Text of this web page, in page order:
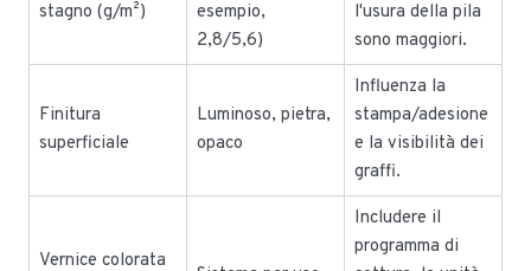
stagno (g/m²)
esempio,
2,8/5,6)
l'usura della pila
sono maggiori.
Finitura
superficiale
Luminoso, pietra,
opaco
Influenza la
stampa/adesione
e la visibilità dei
graffi.
Vernice colorata
Includere il
programma di